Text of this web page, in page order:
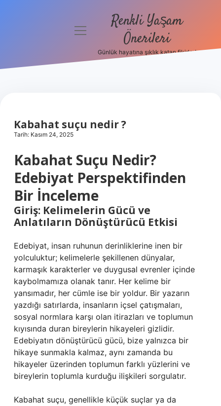
menüyü
Renkli Yaşam
Önerileri
Günlük hayatına şıklık katan fikirler!
Kabahat suçu nedir ?
Tarih: Kasım 24, 2025
Kabahat Suçu Nedir?
Edebiyat Perspektifinden
Bir İnceleme
Giriş: Kelimelerin Gücü ve
Anlatıların Dönüştürücü Etkisi
Edebiyat, insan ruhunun derinliklerine inen bir
yolculuktur; kelimelerle şekillenen dünyalar,
karmaşık karakterler ve duygusal evrenler içinde
kaybolmamıza olanak tanır. Her kelime bir
yansımadır, her cümle ise bir yoldur. Bir yazarın
yazdığı satırlarda, insanların içsel çatışmaları,
sosyal normlara karşı olan itirazları ve toplumun
kıyısında duran bireylerin hikayeleri gizlidir.
Edebiyatın dönüştürücü gücü, bize yalnızca bir
hikaye sunmakla kalmaz, aynı zamanda bu
hikayeler üzerinden toplumun farklı yüzlerini ve
bireylerin toplumla kurduğu ilişkileri sorgulatır.
Kabahat suçu, genellikle küçük suçlar ya da